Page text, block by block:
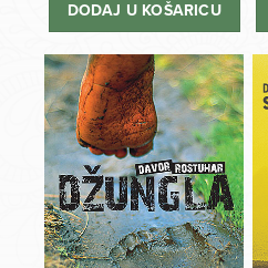
DODAJ U KOŠARICU